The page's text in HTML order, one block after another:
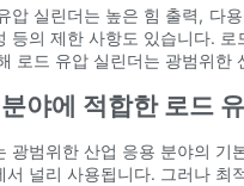
압 실린더는 높은 힘 출력, 다
등의 제한 사항도 있습니다.
로드 유압 실린더는 광범위
야에 적합한 로드
광범위한 산업 응용 분야의
서 널리 사용됩니다. 그러나